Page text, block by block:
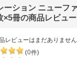
ーション ニューフ
×5冊の商品レビュー
レビューはまだありません
(0件)